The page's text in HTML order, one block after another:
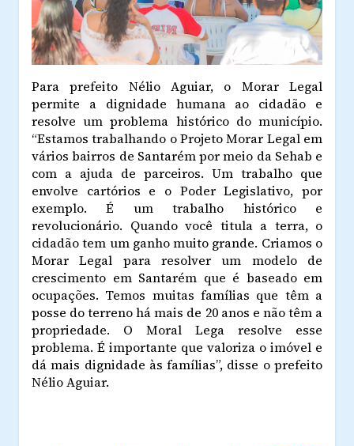
Para prefeito Nélio Aguiar, o Morar Legal
permite a dignidade humana ao cidadão e
resolve um problema histórico do município.
“Estamos trabalhando o Projeto Morar Legal em
vários bairros de Santarém por meio da Sehab e
com a ajuda de parceiros. Um trabalho que
envolve cartórios e o Poder Legislativo, por
exemplo. É um trabalho histórico e
revolucionário. Quando você titula a terra, o
cidadão tem um ganho muito grande. Criamos o
Morar Legal para resolver um modelo de
crescimento em Santarém que é baseado em
ocupações. Temos muitas famílias que têm a
posse do terreno há mais de 20 anos e não têm a
propriedade. O Moral Lega resolve esse
problema. É importante que valoriza o imóvel e
dá mais dignidade às famílias”, disse o prefeito
Nélio Aguiar.